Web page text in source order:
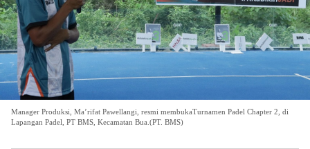
Manager Produksi, Ma’rifat Pawellangi, resmi membukaTurnamen Padel Chapter 2, di
Lapangan Padel, PT BMS, Kecamatan Bua.(PT. BMS)